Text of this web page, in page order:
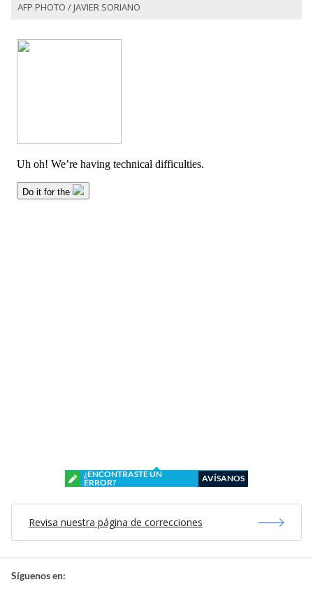
AFP PHOTO / JAVIER SORIANO
¿ENCONTRASTE UN
ERROR?
AVÍSANOS
Revisa nuestra página de correcciones
Síguenos en: